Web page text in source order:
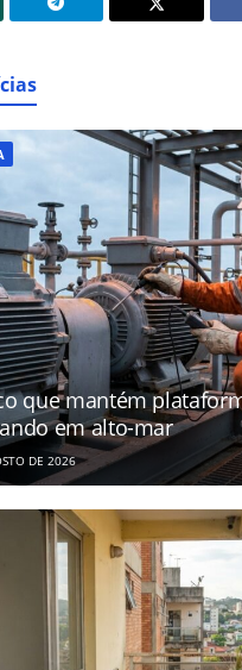
que mantém
em alto-mar
DE 2026